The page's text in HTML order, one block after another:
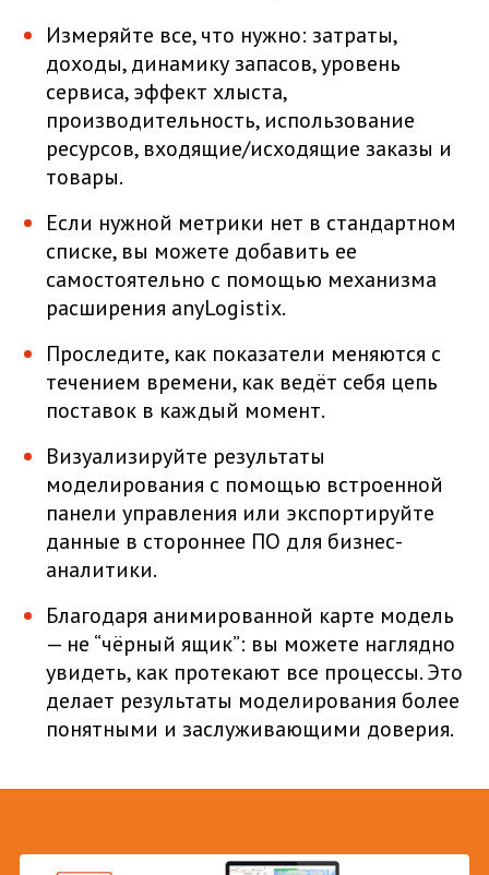
Измеряйте все, что нужно: затраты,
доходы, динамику запасов, уровень
сервиса, эффект хлыста,
производительность, использование
ресурсов, входящие/исходящие заказы и
товары.
Если нужной метрики нет в стандартном
списке, вы можете добавить ее
самостоятельно с помощью механизма
расширения anyLogistix.
Проследите, как показатели меняются с
течением времени, как ведёт себя цепь
поставок в каждый момент.
Визуализируйте результаты
моделирования с помощью встроенной
панели управления или экспортируйте
данные в стороннее ПО для бизнес-
аналитики.
Благодаря анимированной карте модель
— не “чёрный ящик”: вы можете наглядно
увидеть, как протекают все процессы. Это
делает результаты моделирования более
понятными и заслуживающими доверия.